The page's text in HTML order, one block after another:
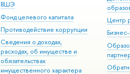
ВШЭ
Фонд целевого капитала
Противодействие коррупции
Сведения о доходах,
расходах, об имуществе и
обязательствах
имущественного характера
Центр